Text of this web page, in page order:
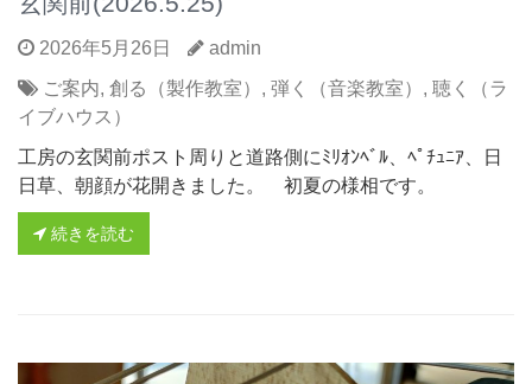
2026年5月26日
admin
ご案内, 創る（製作教室） , 弾く（音楽教室） , 聴く（ラ
イブハウス）
工房の玄関前ポスト周りと道路側にﾐﾘｵﾝﾍﾞﾙ、ﾍﾟﾁｭﾆｱ、日
日草、朝顔が花開きました。 初夏の様相です。
続きを読む